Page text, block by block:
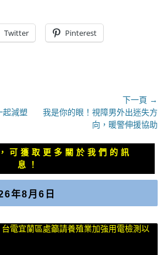
Twitter Pinterest
起減塑
下一頁 →
文
章：
我是你的眼！視障男外出迷失方
向，暖警伸援協助
可獲取更多關於我們的訊
息！
年8月6日
電宜蘭區處籲請養殖業加強用電檢測以